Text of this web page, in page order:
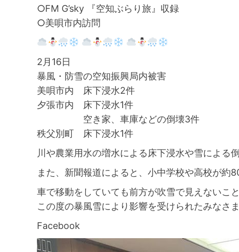
○FM G’sky 『空知ぶらり旅』収録
○美唄市内訪問
2月16日
暴風・防雪の空知振興局内被害
美唄市内 床下浸水2件
夕張市内 床下浸水1件
空き家、車庫などの倒壊3件
秩父別町 床下浸水1件
川や農業用水の増水による床下浸水や雪による
また、新聞報道によると、小中学校や高校が約
車で移動をしていても前方が吹雪で見えないこ
この度の暴風雪により影響を受けられたみなさ
Facebook